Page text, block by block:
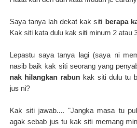
Saya tanya lah dekat kak siti berapa
Kak siti kata dulu kak siti minum 2 atau
Lepastu saya tanya lagi (saya ni
nasib baik kak siti seorang yang
nak hilangkan rabun kak siti dulu tu
jus ni?
Kak siti jawab.... "Jangka masa tu
agak sebab jus tu kak siti memang